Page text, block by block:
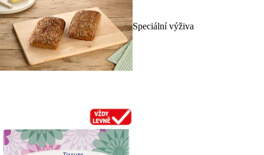
Speciální výživa